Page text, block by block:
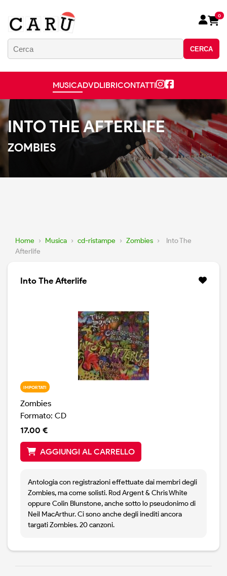
CERCA
0
MUSICADVDLIBRICONTATTI
INTO THE AFTERLIFE
ZOMBIES
Home › Musica › cd-ristampe › Zombies ›
Into The
Afterlife
Into The Afterlife
IMPORTATI
Zombies
Formato: CD
17.00 €
AGGIUNGI AL CARRELLO
Antologia con registrazioni effettuate dai membri degli
Zombies, ma come solisti. Rod Argent & Chris White
oppure Colin Blunstone, anche sotto lo pseudonimo di
Neil MacArthur. Ci sono anche degli inediti ancora
targati Zombies. 20 canzoni.